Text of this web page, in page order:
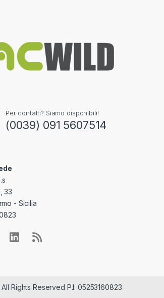
Per contatti? Siamo disponibili!
(0039) 091 5607514
33
- Sicilia
All Rights Reserved P.I: 05253160823